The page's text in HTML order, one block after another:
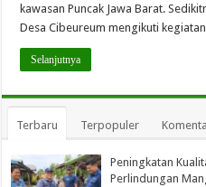
kawasan Puncak Jawa Barat.
Desa Cibeureum mengikuti
Selanjutnya
Terbaru Terpopuler
Peningkatan
Perlindungan